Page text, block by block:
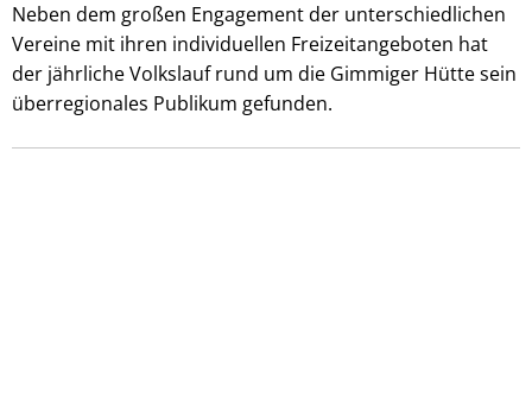
Neben dem großen Engagement der unterschiedlichen
Vereine mit ihren individuellen Freizeitangeboten hat
der jährliche Volkslauf rund um die Gimmiger Hütte sein
überregionales Publikum gefunden.